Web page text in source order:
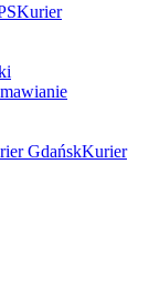
Kurier
GdańskKurier